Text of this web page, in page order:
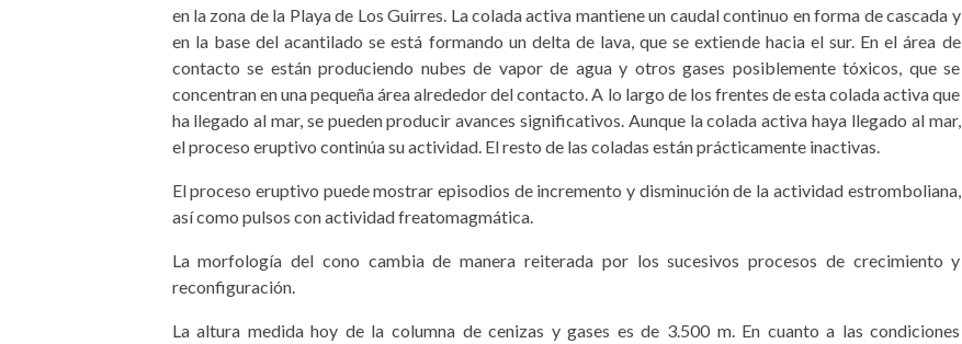
en la zona de la Playa de Los Guirres. La colada activa mantiene un caudal continuo en forma de cascada y
en la base del acantilado se está formando un delta de lava, que se extiende hacia el sur. En el área de
contacto se están produciendo nubes de vapor de agua y otros gases posiblemente tóxicos, que se
concentran en una pequeña área alrededor del contacto. A lo largo de los frentes de esta colada activa que
ha llegado al mar, se pueden producir avances significativos. Aunque la colada activa haya llegado al mar,
el proceso eruptivo continúa su actividad. El resto de las coladas están prácticamente inactivas.
El proceso eruptivo puede mostrar episodios de incremento y disminución de la actividad estromboliana,
así como pulsos con actividad freatomagmática.
La morfología del cono cambia de manera reiterada por los sucesivos procesos de crecimiento y
reconfiguración.
La altura medida hoy de la columna de cenizas y gases es de 3.500 m. En cuanto a las condiciones